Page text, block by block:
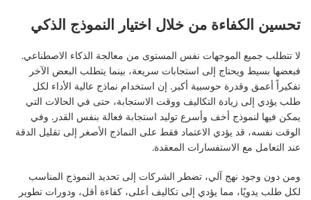
تحسين الكفاءة من خلال اختيار النموذج الذكي
لا تتطلب جميع الموجهات نفس المستوى من معالجة الذكاء الاصطناعي.
فبعضها بسيط ويحتاج إلى استجابات سريعة، بينما يتطلب البعض الآخر
تفكيراً أعمق وقدرة حوسبية أكبر. إن استخدام نماذج عالية الأداء لكل
طلب يؤدي إلى زيادة التكاليف ووقت الاستجابة، حتى في الحالات التي
يمكن فيها لنموذج أخف وأسرع توليد استجابة فعالة بنفس القدر. وفي
الوقت نفسه، قد يؤدي الاعتماد فقط على النماذج الأصغر إلى تقليل الدقة
عند التعامل مع الاستفسارات المعقدة.
ومن دون وجود نهج آلي، تضطر الشركات إلى تحديد النموذج المناسب
لكل طلب يدويًا، مما يؤدي إلى تكاليف أعلى، كفاءة أقل، ودورات تطوير